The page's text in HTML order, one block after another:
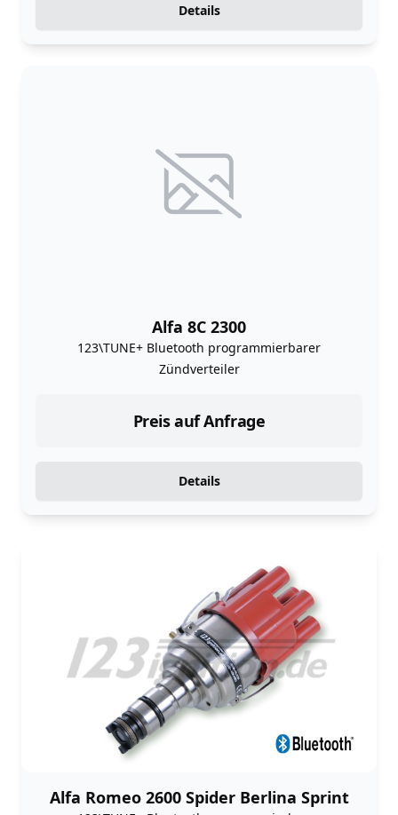
Details
Alfa 8C 2300
123\TUNE+ Bluetooth programmierbarer
Zündverteiler
Preis auf Anfrage
Details
Alfa Romeo 2600 Spider Berlina Sprint